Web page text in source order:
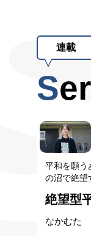
連載
平和を願う
の沼で絶望
絶望型
なかむた